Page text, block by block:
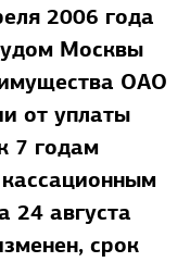
2006 года
Москвы
ОАО
от уплаты
7 годам
24 августа
срок